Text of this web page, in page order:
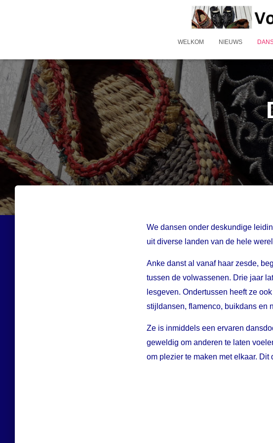
WELKOM NIEUWS
We dansen onder deskundige
uit diverse landen van de hele
Anke danst al vanaf haar zesde,
tussen de volwassenen. Drie jaar
lesgeven. Ondertussen heeft ze
stijldansen, flamenco, buikdans en
Ze is inmiddels een ervaren
geweldig om anderen te laten
om plezier te maken met elkaar.